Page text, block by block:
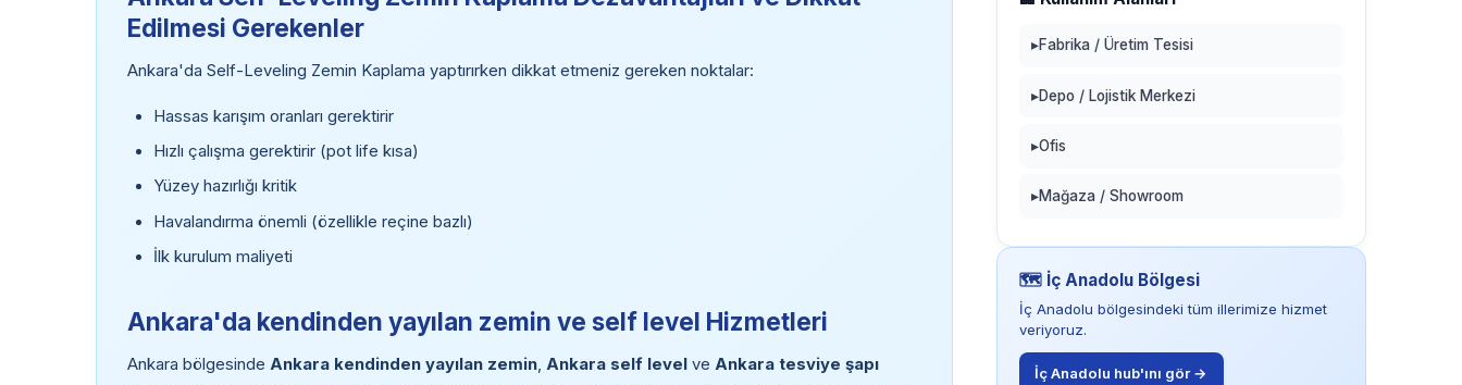
Edilmesi Gerekenler
Ankara'da Self-Leveling Zemin Kaplama yaptırırken dikkat etmeniz gereken noktalar:
Hassas karışım oranları gerektirir
Hızlı çalışma gerektirir (pot life kısa)
Yüzey hazırlığı kritik
Havalandırma önemli (özellikle reçine bazlı)
İlk kurulum maliyeti
Ankara'da kendinden yayılan zemin ve self level Hizmetleri
Ankara bölgesinde Ankara kendinden yayılan zemin, Ankara self level ve Ankara tesviye şapı
▸Fabrika / Üretim Tesisi
▸Depo / Lojistik Merkezi
▸Ofis
▸Mağaza / Showroom
🗺️ İç Anadolu Bölgesi
İç Anadolu bölgesindeki tüm illerimize hizmet
veriyoruz.
İç Anadolu hub'ını gör →